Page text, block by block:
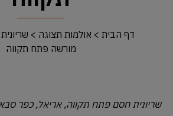
דף הבית > אולמות תצוגה >
מורשה פתח תקווה
שריונית חסם פתח תקווה, אריאל, כפר סבא,